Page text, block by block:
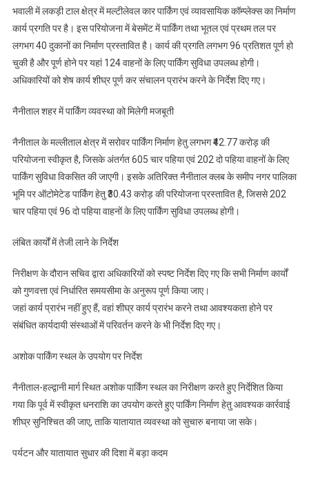
भवाली में लकड़ी टाल क्षेत्र में मल्टीलेवल कार पार्किंग एवं व्यावसायिक कॉम्प्लेक्स का निर्माण
कार्य प्रगति पर है। इस परियोजना में बेसमेंट में पार्किंग तथा भूतल एवं प्रथम तल पर
लगभग 40 दुकानों का निर्माण प्रस्तावित है। कार्य की प्रगति लगभग 96 प्रतिशत पूर्ण हो
चुकी है और पूर्ण होने पर यहां 124 वाहनों के लिए पार्किंग सुविधा उपलब्ध होगी।
अधिकारियों को शेष कार्य शीघ्र पूर्ण कर संचालन प्रारंभ करने के निर्देश दिए गए।
नैनीताल शहर में पार्किंग व्यवस्था को मिलेगी मजबूती
नैनीताल के मल्लीताल क्षेत्र में सरोवर पार्किंग निर्माण हेतु लगभग ₹42.77 करोड़ की
परियोजना स्वीकृत है, जिसके अंतर्गत 605 चार पहिया एवं 202 दो पहिया वाहनों के लिए
पार्किंग सुविधा विकसित की जाएगी। इसके अतिरिक्त नैनीताल क्लब के समीप नगर पालिका
भूमि पर ऑटोमेटेड पार्किंग हेतु ₹30.43 करोड़ की परियोजना प्रस्तावित है, जिससे 202
चार पहिया एवं 96 दो पहिया वाहनों के लिए पार्किंग सुविधा उपलब्ध होगी।
लंबित कार्यों में तेजी लाने के निर्देश
निरीक्षण के दौरान सचिव द्वारा अधिकारियों को स्पष्ट निर्देश दिए गए कि सभी निर्माण कार्यों
को गुणवत्ता एवं निर्धारित समयसीमा के अनुरूप पूर्ण किया जाए।
जहां कार्य प्रारंभ नहीं हुए हैं, वहां शीघ्र कार्य प्रारंभ करने तथा आवश्यकता होने पर
संबंधित कार्यदायी संस्थाओं में परिवर्तन करने के भी निर्देश दिए गए।
अशोक पार्किंग स्थल के उपयोग पर निर्देश
नैनीताल-हल्द्वानी मार्ग स्थित अशोक पार्किंग स्थल का निरीक्षण करते हुए निर्देशित किया
गया कि पूर्व में स्वीकृत धनराशि का उपयोग करते हुए पार्किंग निर्माण हेतु आवश्यक कार्रवाई
शीघ्र सुनिश्चित की जाए, ताकि यातायात व्यवस्था को सुचारु बनाया जा सके।
पर्यटन और यातायात सुधार की दिशा में बड़ा कदम